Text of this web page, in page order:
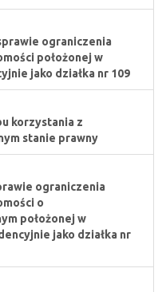
ograniczenia
położonej w
jako działka nr 109
korzystania z
stanie prawny
ograniczenia
o
położonej w
jako działka nr